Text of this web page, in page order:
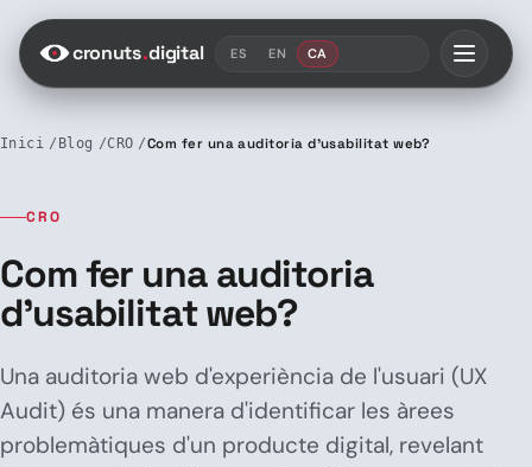
Saltar al contenido
cronuts.digital ES EN CA
Inici Blog CRO Com fer una auditoria d’usabilitat web?
CRO
Com fer una auditoria
d’usabilitat web?
Una auditoria web d'experiència de l'usuari (UX
Audit) és una manera d'identificar les àrees
problemàtiques d'un producte digital, revelant